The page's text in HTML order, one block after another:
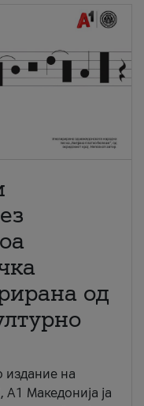
од
издание на
Македонија ја